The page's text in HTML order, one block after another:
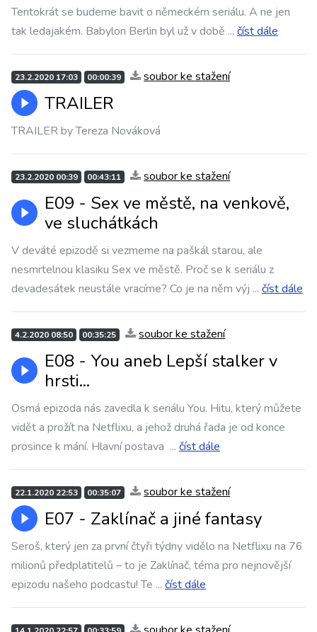
Tentokrát se budeme bavit o německém seriálu. A ne jen
tak ledajakém. Babylon Berlin byl už v době ... číst dále
23.2.2020 17:03 00:00:39 soubor ke stažení
TRAILER
TRAILER by Tereza Nováková
23.2.2020 00:39 00:43:11 soubor ke stažení
E09 - Sex ve městě, na venkově,
ve sluchátkách
V deváté epizodě si vezmeme na paškál starou, ale
nesmrtelnou klasiku Sex ve městě. Proč se k seriálu z
devadesátek neustále vracíme? Co je na něm výj ... číst dále
4.2.2020 08:50 00:35:25 soubor ke stažení
E08 - You aneb Lepší stalker v
hrsti...
Osmá epizoda nás zavedla k seriálu You. Hitu, který můžete
vidět a prožít na Netflixu, a jehož druhá řada je od konce
prosince k mání. Hlavní postava ... číst dále
22.1.2020 22:53 00:35:07 soubor ke stažení
E07 - Zaklínač a jiné fantasy
Seroš, který jen za první čtyři týdny vidělo na Netflixu na 76
milionů předplatitelů – to je Zaklínač, téma pro nejnovější
epizodu našeho podcastu! Te ... číst dále